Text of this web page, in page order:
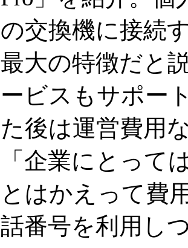
の交換機に接続
最大の特徴だと
ービスもサポー
た後は運営費用
「企業にとって
とはかえって費
話番号を利用し